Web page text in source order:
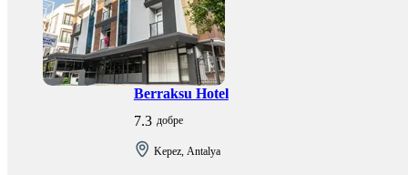
Berraksu Hotel
добре
7.3
Kepez, Antalya